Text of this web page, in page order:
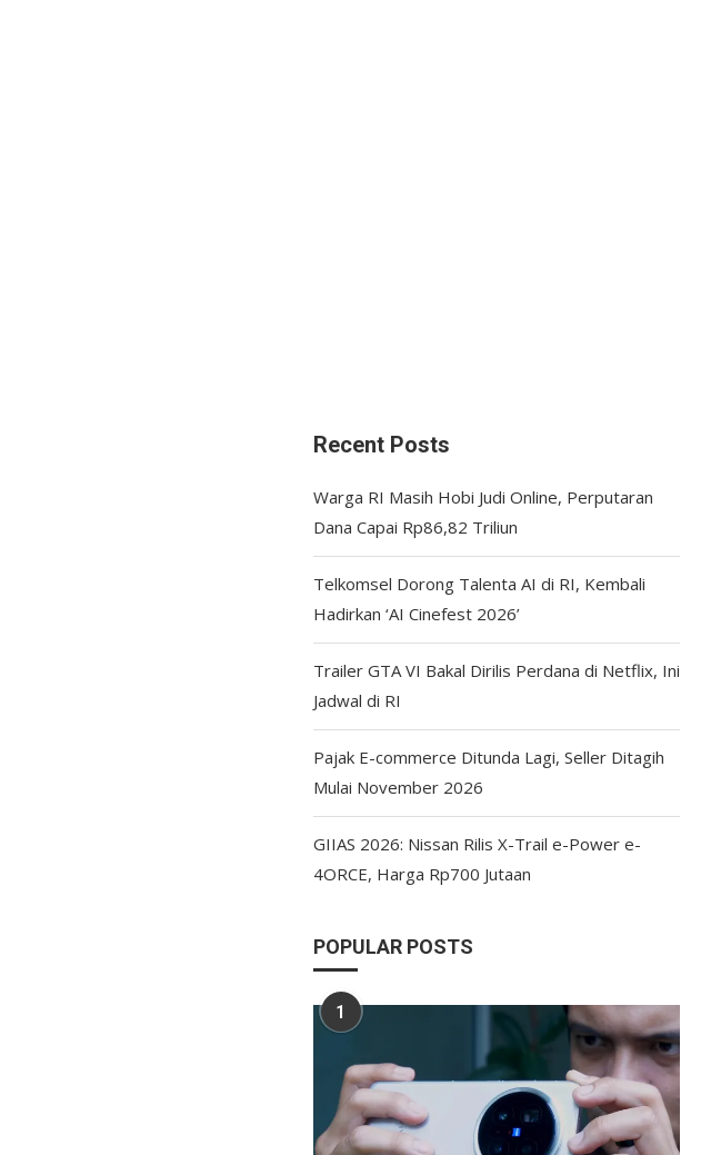
Recent Posts
Warga RI Masih Hobi Judi Online, Perputaran
Dana Capai Rp86,82 Triliun
Telkomsel Dorong Talenta AI di RI, Kembali
Hadirkan ‘AI Cinefest 2026’
Trailer GTA VI Bakal Dirilis Perdana di Netflix, Ini
Jadwal di RI
Pajak E-commerce Ditunda Lagi, Seller Ditagih
Mulai November 2026
GIIAS 2026: Nissan Rilis X-Trail e-Power e-
4ORCE, Harga Rp700 Jutaan
POPULAR POSTS
1